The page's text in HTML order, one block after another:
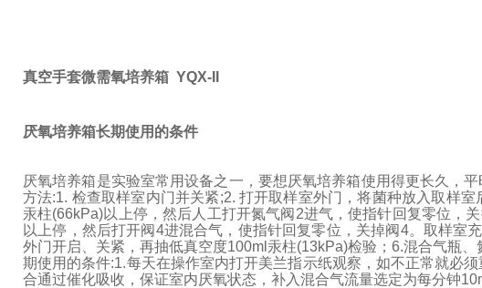
真空手套微需氧培养箱 YQX-II
厌氧培养箱长期使用的条件
厌氧培养箱是实验室常用设备之一，要想厌氧培养箱使用得更长久，
方法:1. 检查取样室内门并关紧;2. 打开取样室外门，将菌种放入取样室
汞柱(66kPa)以上停，然后人工打开氮气阀2进气，使指针回复零位，
以上停，然后打开阀4进混合气，使指针回复零位，关掉阀4。取样室
外门开启、关紧，再抽低真空度100ml汞柱(13kPa)检验；6.混合气瓶、
期使用的条件:1.每天在操作室内打开美兰指示纸观察，如不正常就必须
合通过催化吸收，保证室内厌氧状态，补入混合气流量选定为每分钟